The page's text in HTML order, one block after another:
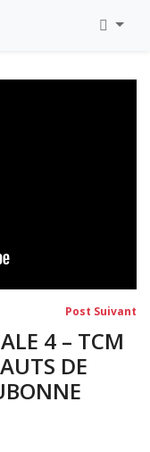
Post Suivant
4 – TCM
DE